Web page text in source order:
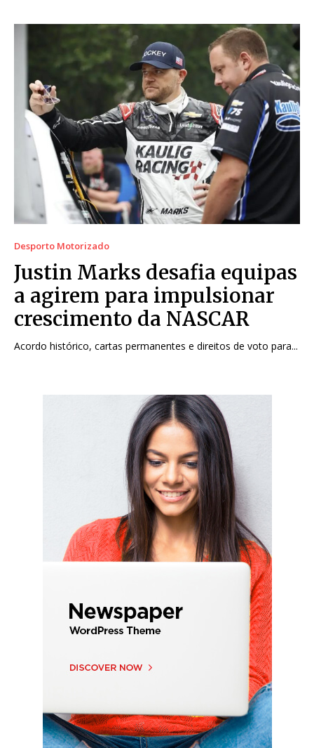
Desporto Motorizado
Justin Marks desafia equipas
a agirem para impulsionar
crescimento da NASCAR
Acordo histórico, cartas permanentes e direitos de voto para...